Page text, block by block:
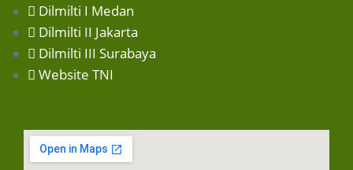
Dilmilti I Medan
Dilmilti II Jakarta
Dilmilti III Surabaya
Website TNI